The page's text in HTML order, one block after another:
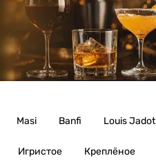
Masi Banfi Louis Jadot
Игристое Креплёное